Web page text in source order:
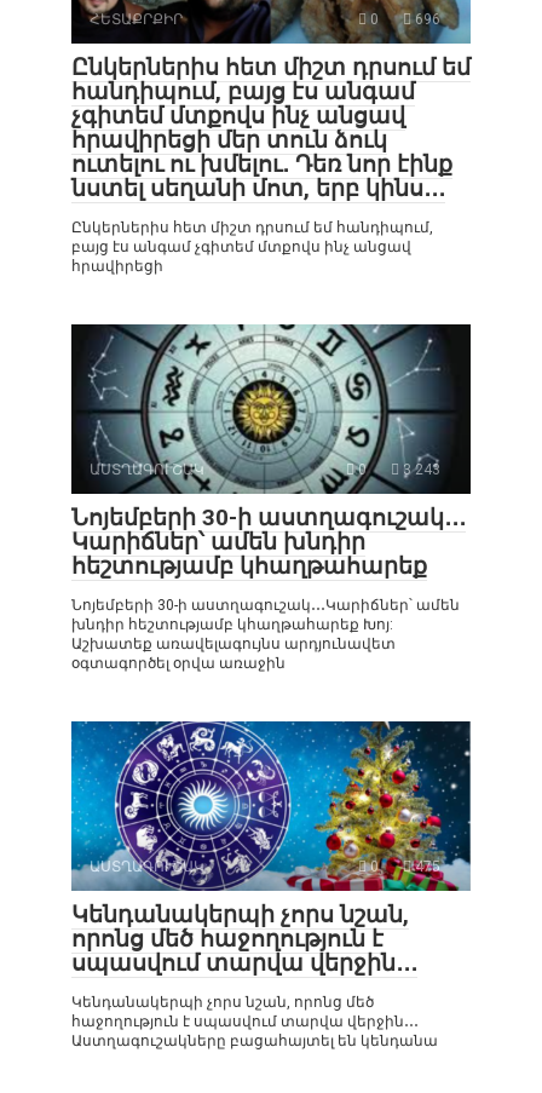
ՀԵՏԱՔՐՔԻՐ 0 696
Ընկերներիս հետ միշտ դրսում եմ
հանդիպում, բայց էս անգամ
չգիտեմ մտքովս ինչ անցավ
հրավիրեցի մեր տուն ձուկ
ուտելու ու խմելու․ Դեռ նոր էինք
նստել սեղանի մոտ, երբ կինս․․․
Ընկերներիս հետ միշտ դրսում եմ հանդիպում,
բայց էս անգամ չգիտեմ մտքովս ինչ անցավ
հրավիրեցի
ԱՍՏՂԱԳՈՒՇԱԿ 0 3 243
Նոյեմբերի 30-ի աստղագուշակ․․․
Կարիճներ՝ ամեն խնդիր
հեշտությամբ կհաղթահարեք
Նոյեմբերի 30-ի աստղագուշակ․․․Կարիճներ՝ ամեն
խնդիր հեշտությամբ կհաղթահարեք Խոյ:
Աշխատեք առավելագույնս արդյունավետ
օգտագործել օրվա առաջին
ԱՍՏՂԱԳՈՒՇԱԿ 0 475
Կենդանակերպի չորս նշան,
որոնց մեծ հաջողություն է
սպասվում տարվա վերջին․․․
Կենդանակերպի չորս նշան, որոնց մեծ
հաջողություն է սպասվում տարվա վերջին․․․
Աստղագուշակները բացահայտել են կենդանա